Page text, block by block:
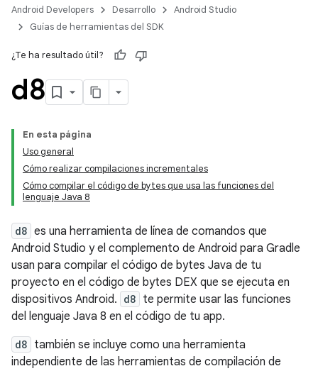
Android Developers Desarrollo
Android Studio
Guías de herramientas del SDK
¿Te ha resultado útil?
d8
En esta página
Uso general
Cómo realizar compilaciones incrementales
Cómo compilar el código de bytes que usa las funciones del
lenguaje Java 8
d8 es una herramienta de línea de comandos que
Android Studio y el complemento de Android para Gradle
usan para compilar el código de bytes Java de tu
proyecto en el código de bytes DEX que se ejecuta en
dispositivos Android. d8 te permite usar las funciones
del lenguaje Java 8 en el código de tu app.
d8 también se incluye como una herramienta
independiente de las herramientas de compilación de